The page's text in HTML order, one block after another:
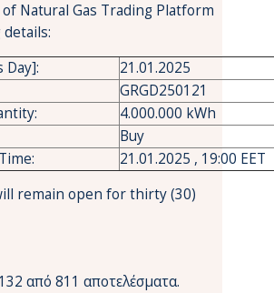
Natural Gas Trading Platform
Day]:
21.01.2025
GRGD250121
4.000.000 kWh
Buy
21.01.2025 , 19:00 EET
remain open for thirty (30)
από 811 αποτελέσματα.